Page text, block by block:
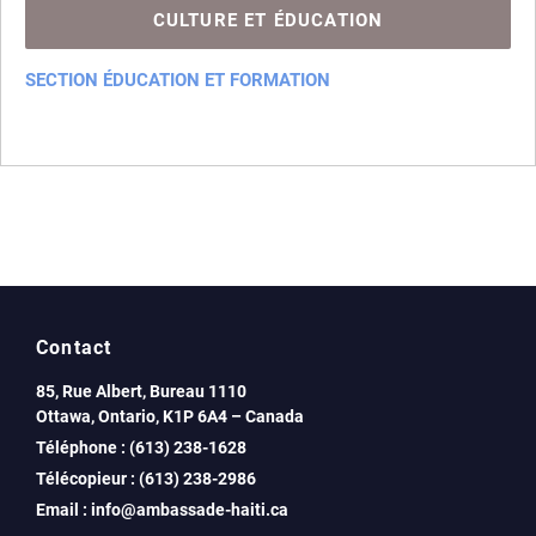
Nomenclature
CULTURE ET ÉDUCATION
SECTION ÉDUCATION ET FORMATION
Contact
85, Rue Albert, Bureau 1110
Ottawa, Ontario, K1P 6A4 – Canada
Téléphone : (613) 238-1628
Télécopieur : (613) 238-2986
Email : info@ambassade-haiti.ca